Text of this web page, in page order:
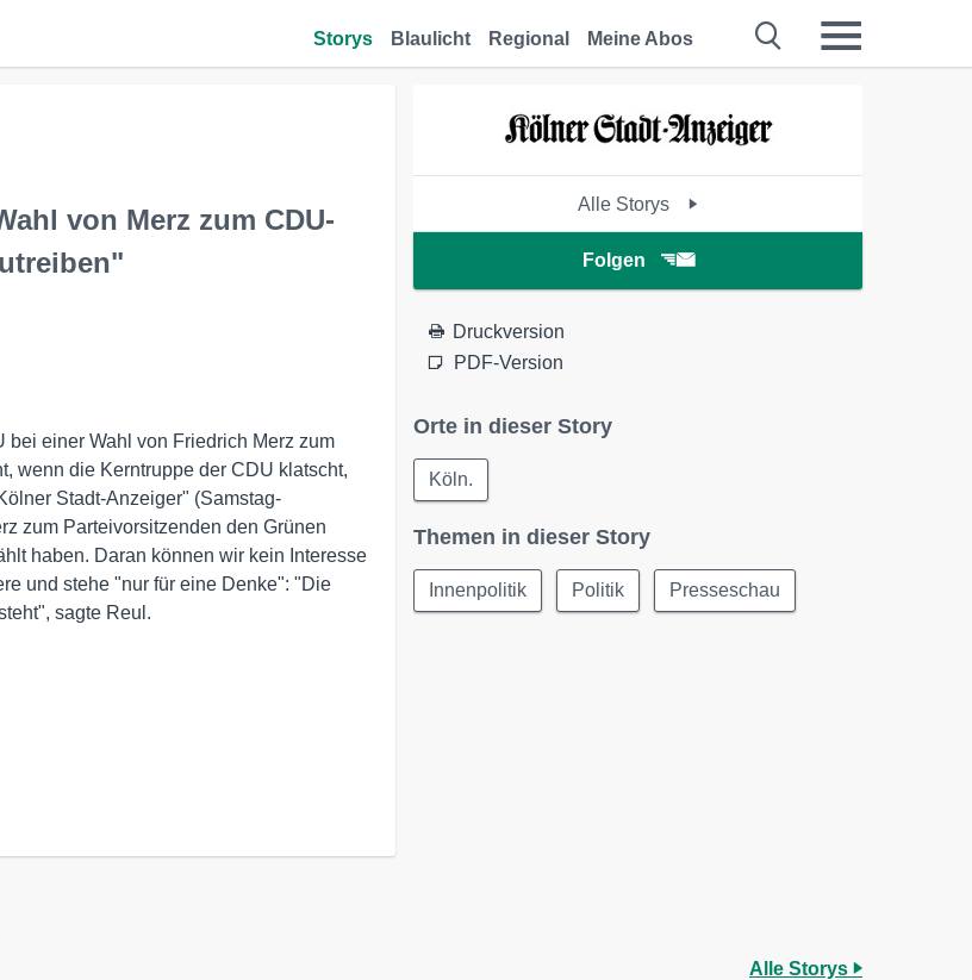
Storys Blaulicht Regional Meine Abos
von Merz zum CDU-
bei einer Wahl von Friedrich Merz zum
wenn die Kerntruppe der CDU klatscht,
Stadt-Anzeiger" (Samstag-
zum Parteivorsitzenden den Grünen
haben. Daran können wir kein Interesse
und stehe "nur für eine Denke": "Die
sagte Reul.
Alle Storys
Folgen
Druckversion
PDF-Version
Orte in dieser Story
Köln.
Themen in dieser Story
Innenpolitik Politik Presseschau
Alle Storys